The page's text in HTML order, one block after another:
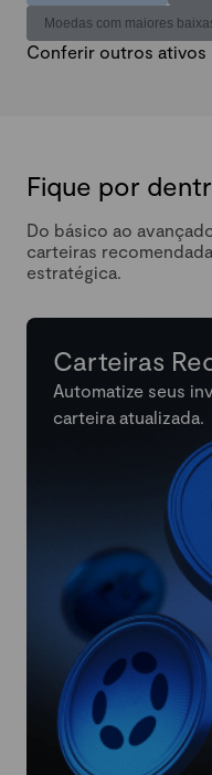
Moedas com maiores
Conferir outros ativos
Fique por
Do básico ao
carteiras
estratégica.
Carteiras
Automatize seus
carteira atualizada.